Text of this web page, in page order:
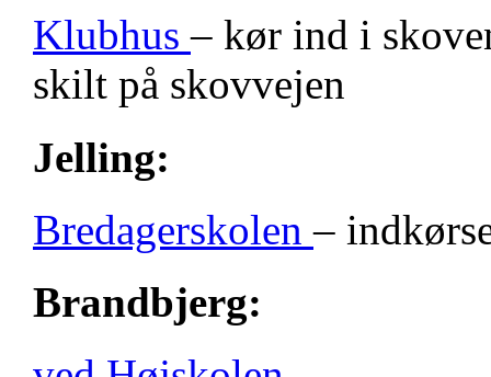
Klubhus– kør ind i
skilt på skovvejen
Jelling:
Bredagerskolen–
Brandbjerg: